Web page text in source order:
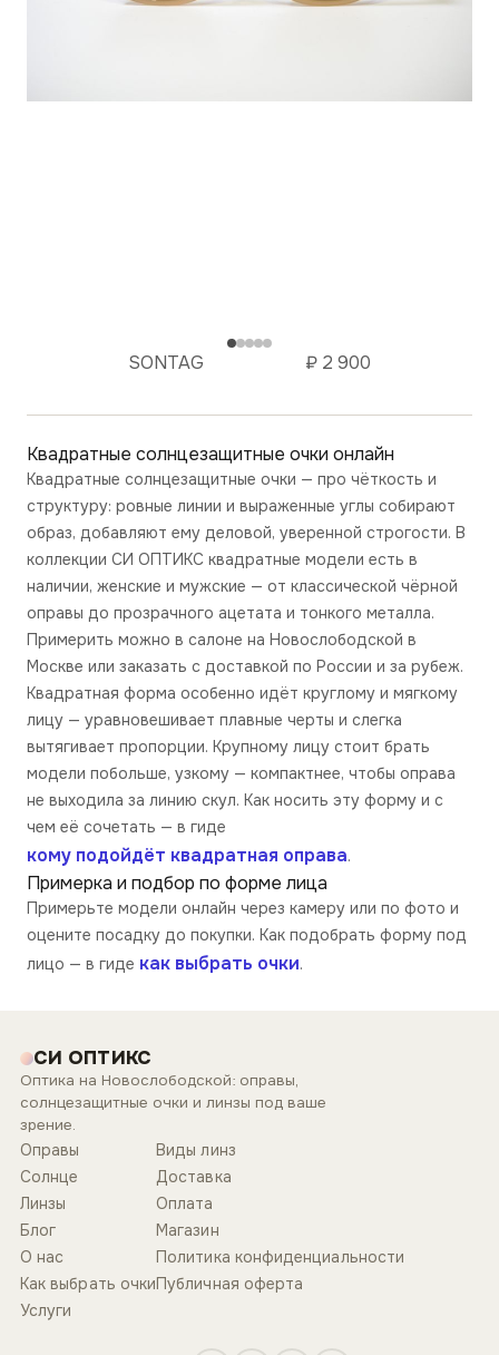
SONTAG ₽ 2 900
Квадратные солнцезащитные очки онлайн
Квадратные солнцезащитные очки — про чёткость и
структуру: ровные линии и выраженные углы собирают
образ, добавляют ему деловой, уверенной строгости. В
коллекции СИ ОПТИКС квадратные модели есть в
наличии, женские и мужские — от классической чёрной
оправы до прозрачного ацетата и тонкого металла.
Примерить можно в салоне на Новослободской в
Москве или заказать с доставкой по России и за рубеж.
Квадратная форма особенно идёт круглому и мягкому
лицу — уравновешивает плавные черты и слегка
вытягивает пропорции. Крупному лицу стоит брать
модели побольше, узкому — компактнее, чтобы оправа
не выходила за линию скул. Как носить эту форму и с
чем её сочетать — в гиде
кому подойдёт квадратная оправа.
Примерка и подбор по форме лица
Примерьте модели онлайн через камеру или по фото и
оцените посадку до покупки. Как подобрать форму под
лицо — в гиде как выбрать очки.
СИ ОПТИКС
Оптика на Новослободской: оправы,
солнцезащитные очки и линзы под ваше
зрение.
Оправы
Солнце
Линзы
Блог
О нас
Как выбрать очки
Услуги
Виды линз
Доставка
Оплата
Магазин
Политика конфиденциальности
Публичная оферта